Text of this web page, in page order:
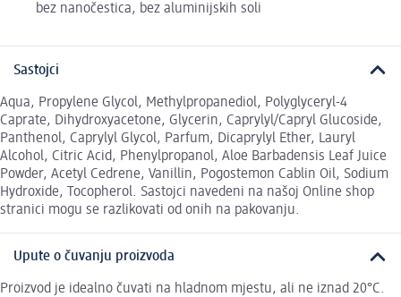
bez nanočestica, bez aluminijskih soli
Sastojci
Aqua, Propylene Glycol, Methylpropanediol, Polyglyceryl-4
Caprate, Dihydroxyacetone, Glycerin, Caprylyl/Capryl Glucoside,
Panthenol, Caprylyl Glycol, Parfum, Dicaprylyl Ether, Lauryl
Alcohol, Citric Acid, Phenylpropanol, Aloe Barbadensis Leaf Juice
Powder, Acetyl Cedrene, Vanillin, Pogostemon Cablin Oil, Sodium
Hydroxide, Tocopherol. Sastojci navedeni na našoj Online shop
stranici mogu se razlikovati od onih na pakovanju.
Upute o čuvanju proizvoda
Proizvod je idealno čuvati na hladnom mjestu, ali ne iznad 20°C.